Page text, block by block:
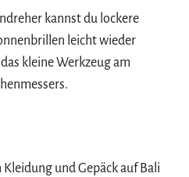
kannst du lockere
leicht wieder
kleine Werkzeug am
und Gepäck auf Bali